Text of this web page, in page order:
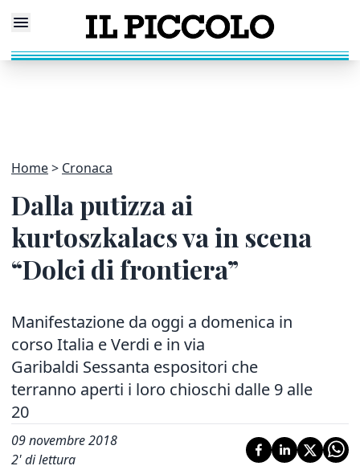
Home Cronaca
Dalla putizza ai
kurtoszkalacs va in scena
“Dolci di frontiera”
Manifestazione da oggi a domenica in
corso Italia e Verdi e in via
Garibaldi Sessanta espositori che
terranno aperti i loro chioschi dalle 9 alle
20
09 novembre 2018
2' di lettura